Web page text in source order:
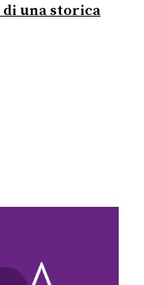
di una storica